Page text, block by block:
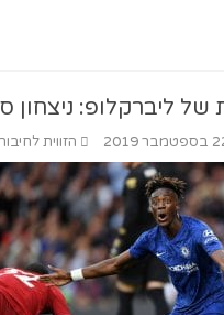
של ליברקלופ: ניצחון
2019 הזווית